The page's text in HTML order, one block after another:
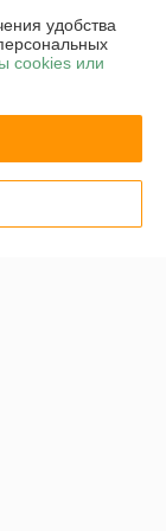
удобства
cookies или